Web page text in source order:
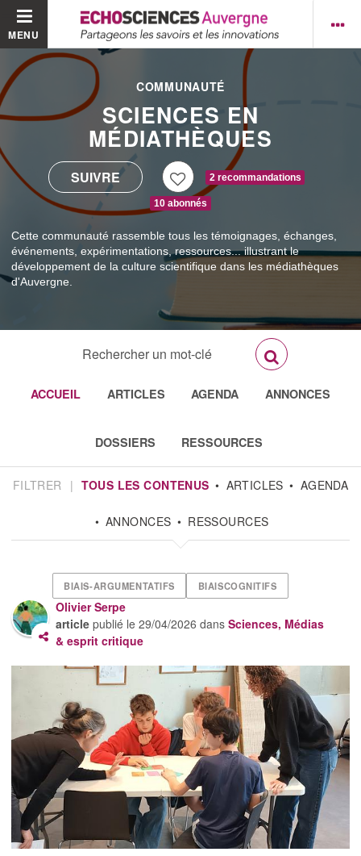
MENU
COMMUNAUTÉ
SCIENCES EN
MÉDIATHÈQUES
2 recommandations
10 abonnés
Cette communauté rassemble tous les témoignages, échanges,
événements, expérimentations, ressources... illustrant le
développement de la culture scientifique dans les médiathèques
d'Auvergne.
ACCUEIL ARTICLES AGENDA ANNONCES
DOSSIERS RESSOURCES
FILTRER | TOUS LES CONTENUS ARTICLES AGENDA
ANNONCES RESSOURCES
BIAIS-ARGUMENTATIFS BIAISCOGNITIFS
Olivier Serpe
article publié le29/04/2026 dansSciences, Médias
& esprit critique